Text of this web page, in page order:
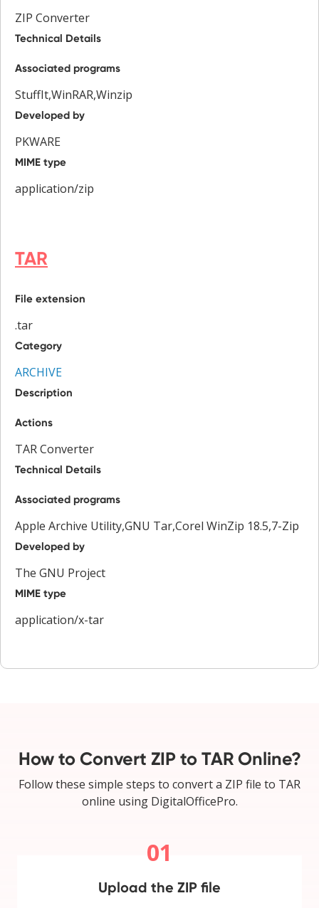
ZIP Converter
Technical Details
Associated programs
StuffIt,WinRAR,Winzip
Developed by
PKWARE
MIME type
application/zip
TAR
File extension
.tar
Category
ARCHIVE
Description
Actions
TAR Converter
Technical Details
Associated programs
Apple Archive Utility,GNU Tar,Corel WinZip 18.5,7-Zip
Developed by
The GNU Project
MIME type
application/x-tar
How to Convert ZIP to TAR Online?
Follow these simple steps to convert a ZIP file to TAR
online using DigitalOfficePro.
01
Upload the ZIP file